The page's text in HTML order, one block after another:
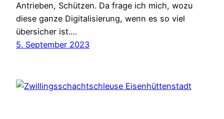
Antrieben, Schützen. Da frage ich mich, wozu
diese ganze Digitalisierung, wenn es so viel
übersicher ist.…
5. September 2023